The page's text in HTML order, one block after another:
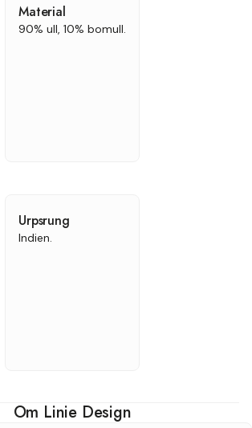
Material
90% ull, 10% bomull.
Urpsrung
Indien.
Om Linie Design